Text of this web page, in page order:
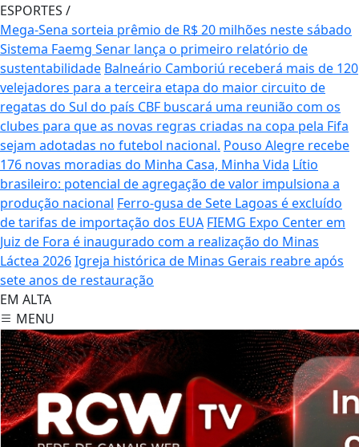
ESPORTES /
Mega-Sena sorteia prêmio de R$ 20 milhões neste sábado
Sistema Faemg Senar lança o primeiro relatório de
sustentabilidade Balneário Camboriú receberá mais de 120
velejadores para a terceira etapa do maior circuito de
regatas do Sul do país CBF buscará uma reunião com os
clubes para que as novas regras criadas na copa pela Fifa
sejam adotadas no futebol nacional. Pouso Alegre recebe
176 novas moradias do Minha Casa, Minha Vida Lítio
brasileiro: potencial de agregação de valor impulsiona a
produção nacional Ferro-gusa de Sete Lagoas é excluído
de tarifas de importação dos EUA FIEMG Expo Center em
Juiz de Fora é inaugurado com a realização do Minas
Láctea 2026Igreja histórica de Minas Gerais reabre após
sete anos de restauração
EM ALTA
MENU